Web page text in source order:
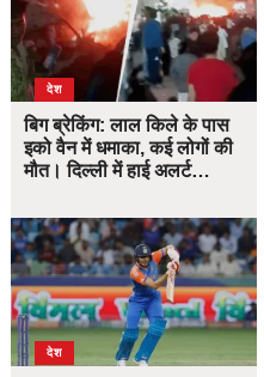
देश
बिग ब्रेकिंग: लाल किले के पास
इको वैन में धमाका, कई लोगों की
मौत। दिल्ली में हाई अलर्ट…
देश